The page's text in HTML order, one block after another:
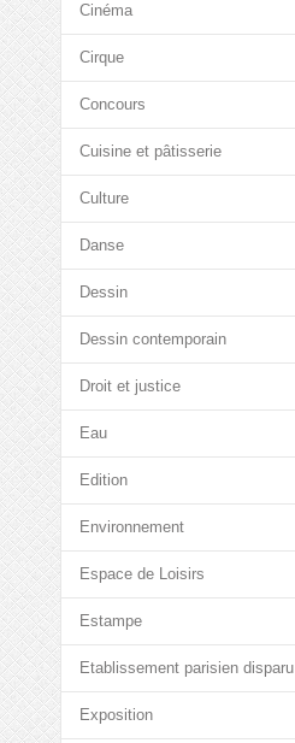
Cinéma
Cirque
Concours
Cuisine et pâtisserie
Culture
Danse
Dessin
Dessin contemporain
Droit et justice
Eau
Edition
Environnement
Espace de Loisirs
Estampe
Etablissement parisien disparu
Exposition